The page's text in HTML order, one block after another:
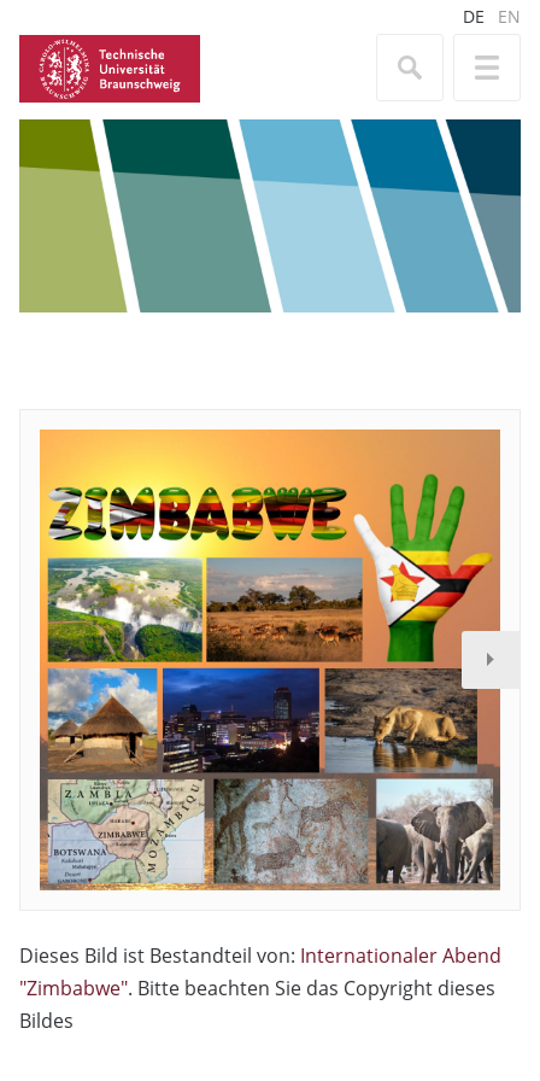
DE EN
Dieses Bild ist Bestandteil von: Internationaler Abend
"Zimbabwe". Bitte beachten Sie das Copyright dieses
Bildes